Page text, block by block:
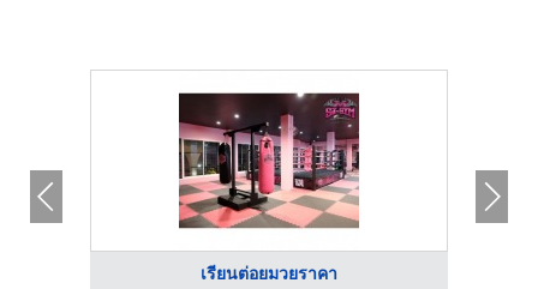
เรียนต่อยมวยราคา